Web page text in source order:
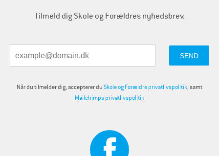
Tilmeld dig Skole og Forældres nyhedsbrev.
Når du tilmelder dig, accepterer duSkole og Forældre privatlivspolitik, samt
Mailchimps privatlivspolitik